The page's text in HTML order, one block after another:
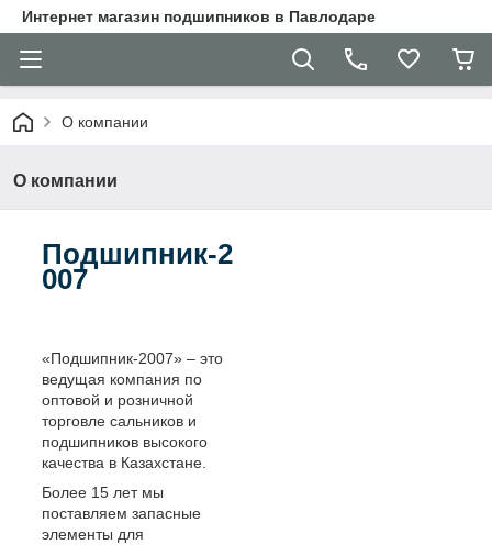
Интернет магазин подшипников в Павлодаре
О компании
О компании
Подшипник-2
007
«Подшипник-2007» – это
ведущая компания по
оптовой и розничной
торговле сальников и
подшипников высокого
качества в Казахстане.
Более 15 лет мы
поставляем запасные
элементы для